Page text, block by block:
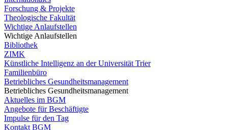
Forschung & Projekte
Theologische Fakultät
Wichtige Anlaufstellen
Wichtige Anlaufstellen
Bibliothek
ZIMK
Künstliche Intelligenz an der Universität Trier
Familienbüro
Betriebliches Gesundheitsmanagement
Betriebliches Gesundheitsmanagement
Aktuelles im BGM
Angebote für Beschäftigte
Impulse für den Tag
Kontakt BGM